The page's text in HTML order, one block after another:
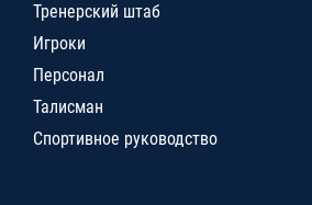
Тренерский штаб
Игроки
Персонал
Талисман
Спортивное руководство